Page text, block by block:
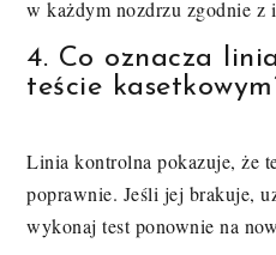
w każdym nozdrzu zgodnie z
4. Co oznacza
teście
Linia kontrolna pokazuje, że
poprawnie. Jeśli jej brakuje,
wykonaj test ponownie na